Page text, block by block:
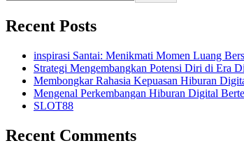
Recent Posts
inspirasi Santai: Menikmati Momen Luang
Strategi Mengembangkan Potensi Diri di Era
Membongkar Rahasia Kepuasan Hiburan
Mengenal Perkembangan Hiburan Digital
SLOT88
Recent Comments